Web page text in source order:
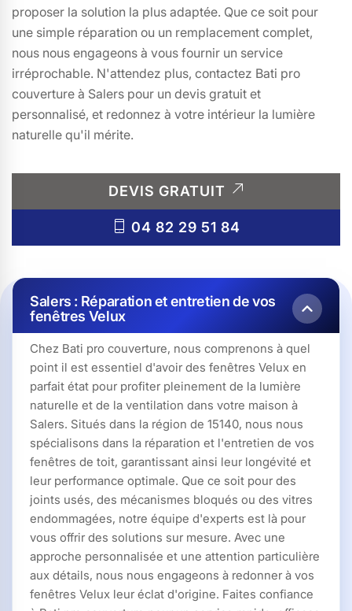
proposer la solution la plus adaptée. Que ce soit pour
une simple réparation ou un remplacement complet,
nous nous engageons à vous fournir un service
irréprochable. N'attendez plus, contactez Bati pro
couverture à Salers pour un devis gratuit et
personnalisé, et redonnez à votre intérieur la lumière
naturelle qu'il mérite.
DEVIS GRATUIT
04 82 29 51 84
Salers : Réparation et entretien de vos
fenêtres Velux
Chez Bati pro couverture, nous comprenons à quel
point il est essentiel d'avoir des fenêtres Velux en
parfait état pour profiter pleinement de la lumière
naturelle et de la ventilation dans votre maison à
Salers. Situés dans la région de 15140, nous nous
spécialisons dans la réparation et l'entretien de vos
fenêtres de toit, garantissant ainsi leur longévité et
leur performance optimale. Que ce soit pour des
joints usés, des mécanismes bloqués ou des vitres
endommagées, notre équipe d'experts est là pour
vous offrir des solutions sur mesure. Avec une
approche personnalisée et une attention particulière
aux détails, nous nous engageons à redonner à vos
fenêtres Velux leur éclat d'origine. Faites confiance